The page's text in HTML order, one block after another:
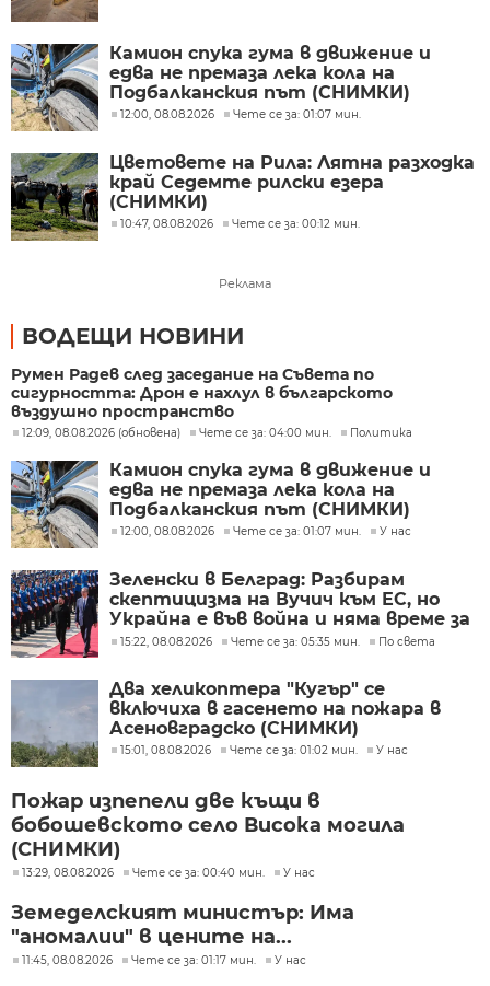
Камион спука гума в движение и
едва не премаза лека кола на
Подбалканския път (СНИМКИ)
12:00, 08.08.2026 Чете се за: 01:07 мин.
Цветовете на Рила: Лятна разходка
край Седемте рилски езера
(СНИМКИ)
10:47, 08.08.2026 Чете се за: 00:12 мин.
Реклама
ВОДЕЩИ НОВИНИ
Румен Радев след заседание на Съвета по
сигурността: Дрон е нахлул в българското
въздушно пространство
12:09, 08.08.2026 (обновена) Чете се за: 04:00 мин. Политика
Камион спука гума в движение и
едва не премаза лека кола на
Подбалканския път (СНИМКИ)
12:00, 08.08.2026 Чете се за: 01:07 мин. У нас
Зеленски в Белград: Разбирам
скептицизма на Вучич към ЕС, но
Украйна е във война и няма време за
скептицизъм
15:22, 08.08.2026 Чете се за: 05:35 мин. По света
Два хеликоптера "Кугър" се
включиха в гасенето на пожара в
Асеновградско (СНИМКИ)
15:01, 08.08.2026 Чете се за: 01:02 мин. У нас
Пожар изпепели две къщи в
бобошевското село Висока могила
(СНИМКИ)
13:29, 08.08.2026 Чете се за: 00:40 мин. У нас
Земеделският министър: Има
"аномалии" в цените на...
11:45, 08.08.2026 Чете се за: 01:17 мин. У нас